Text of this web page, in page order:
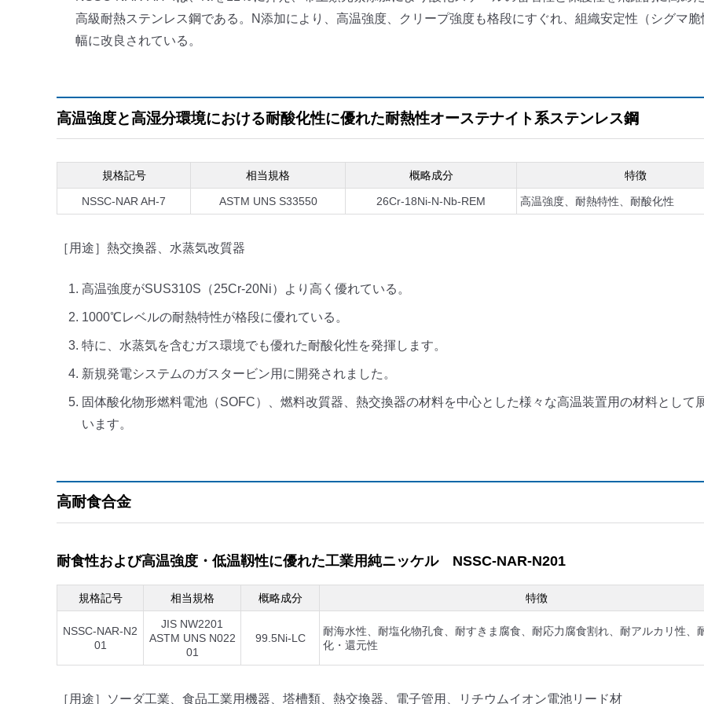
高級耐熱ステンレス鋼である。N添加により、高温強度、クリープ強度も格段にすぐれ、組織安定性（シグマ脆
幅に改良されている。
高温強度と高湿分環境における耐酸化性に優れた耐熱性オーステナイト系ステンレス鋼
規格記号 相当規格 概略成分 特徴
NSSC-NAR AH-7 ASTM UNS S33550 26Cr-18Ni-N-Nb-REM 高温強度、耐熱特性、耐酸化性
［用途］熱交換器、水蒸気改質器
高温強度がSUS310S（25Cr-20Ni）より高く優れている。
1000℃レベルの耐熱特性が格段に優れている。
特に、水蒸気を含むガス環境でも優れた耐酸化性を発揮します。
新規発電システムのガスタービン用に開発されました。
固体酸化物形燃料電池（SOFC）、燃料改質器、熱交換器の材料を中心とした様々な高温装置用の材料として
います。
高耐食合金
耐食性および高温強度・低温靱性に優れた工業用純ニッケル NSSC-NAR-N201
規格記号 相当規格 概略成分 特徴
NSSC-NAR-N2
01
JIS NW2201
ASTM UNS N022
01
99.5Ni-LC
耐海水性、耐塩化物孔食、耐すきま腐食、耐応力腐食割れ、耐アルカリ性、
化・還元性
［用途］ソーダ工業、食品工業用機器、塔槽類、熱交換器、電子管用、リチウムイオン電池リード材